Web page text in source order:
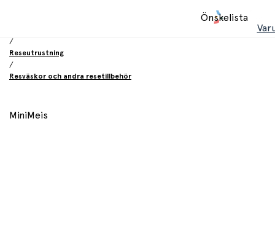
Önskelista
/
Reseutrustning
/
Resväskor och andra resetillbehör
MiniMeis